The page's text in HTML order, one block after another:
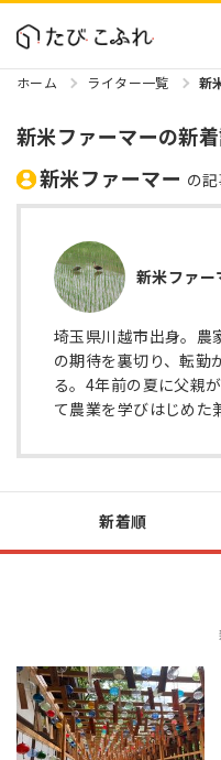
ホーム ライター一覧 新
新米ファーマーの新
新米ファーマー の
新着順
新米ファー
埼玉県川越市出身。農
の期待を裏切り、転勤
る。4年前の夏に父親
て農業を学びはじめた